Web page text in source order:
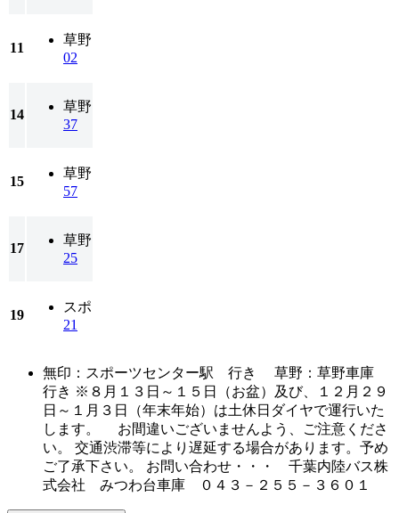
11
草野
02
14
草野
37
15
草野
57
17
草野
25
19
スポ
21
無印：スポーツセンター駅 行き 草野：草野車庫
行き ※８月１３日～１５日（お盆）及び、１２月２９
日～１月３日（年末年始）は土休日ダイヤで運行いた
します。 お間違いございませんよう、ご注意くださ
い。 交通渋滞等により遅延する場合があります。予め
ご了承下さい。 お問い合わせ・・・ 千葉内陸バス株
式会社 みつわ台車庫 ０４３－２５５－３６０１